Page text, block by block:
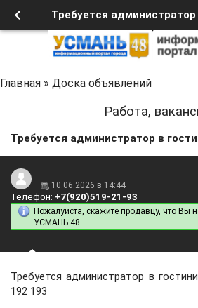
Требуется администратор
Главная » Доска объявлений
Работа,
Требуется администратор в
10.06.2026 в 14:44
Телефон: +7(920)519-21-93
Пожалуйста, скажите продавцу, что Вы
УСМАНЬ 48
Требуется администратор в
192 193